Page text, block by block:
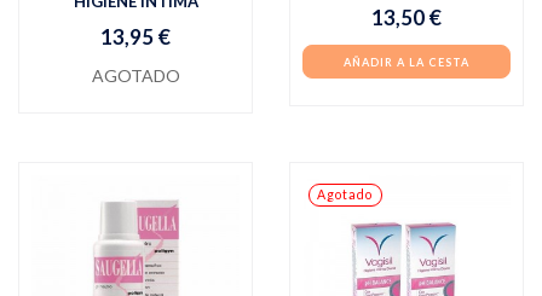
13,95 €
AGOTADO
13,50 €
AÑADIR A LA CESTA
Agotado